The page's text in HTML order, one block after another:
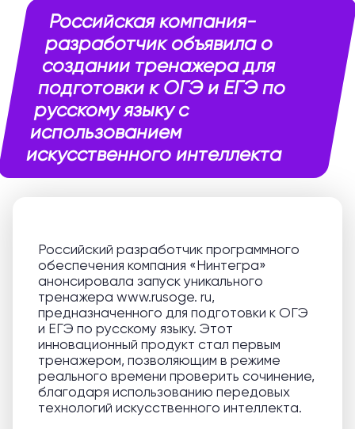
Российская компания-
разработчик объявила о
создании тренажера для
подготовки к ОГЭ и ЕГЭ по
русскому языку с
использованием
искусственного интеллекта
Российский разработчик программного
обеспечения компания «Нинтегра»
анонсировала запуск уникального
тренажера www.rusoge. ru,
предназначенного для подготовки к ОГЭ
и ЕГЭ по русскому языку. Этот
инновационный продукт стал первым
тренажером, позволяющим в режиме
реального времени проверить сочинение,
благодаря использованию передовых
технологий искусственного интеллекта.